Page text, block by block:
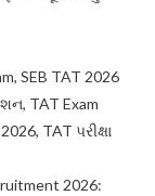
,SEB TAT 2026
, TAT Exam
2026, TAT પરીક્ષા
2026: